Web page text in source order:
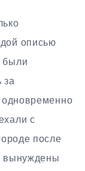
описью
были
за
одновременно
с
после
вынуждены